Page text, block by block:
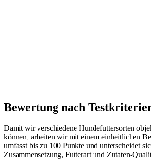
Bewertung nach
Damit wir verschiedene Hundefuttersorten
können, arbeiten wir mit einem einheitlichen
umfasst bis zu 100 Punkte und unterscheidet
Zusammensetzung, Futterart und Zutaten-